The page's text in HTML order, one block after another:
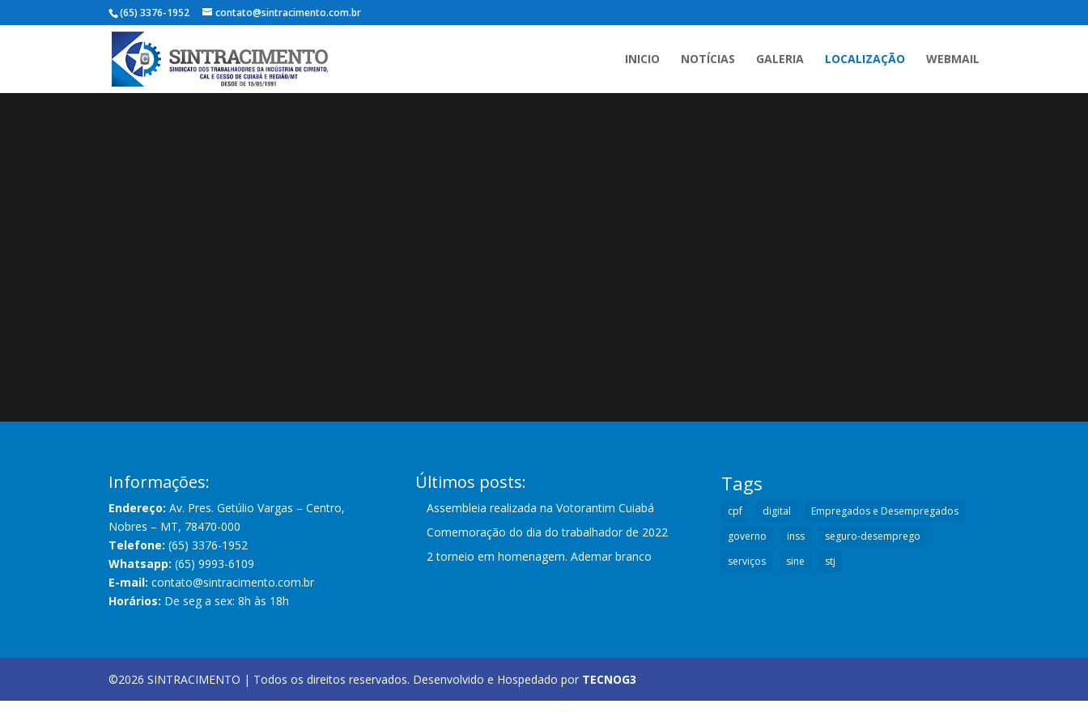
(65) 3376-1952 contato@sintracimento.com.br
INICIO NOTÍCIAS GALERIA LOCALIZAÇÃO WEBMAIL
Informações:
Endereço: Av. Pres. Getúlio Vargas – Centro,
Nobres – MT, 78470-000
Telefone: (65) 3376-1952
Whatsapp: (65) 9993-6109
E-mail: contato@sintracimento.com.br
Horários: De seg a sex: 8h às 18h
Últimos posts:
Assembleia realizada na Votorantim Cuiabá
Comemoração do dia do trabalhador de 2022
2 torneio em homenagem. Ademar branco
Tags
cpf digital
Empregados e Desempregados
governo
inss
seguro-desemprego
serviços
sine stj
©2026 SINTRACIMENTO | Todos os direitos reservados. Desenvolvido e Hospedado por TECNOG3